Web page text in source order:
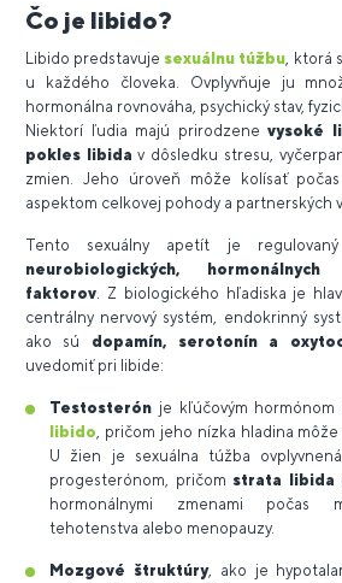
Čo je libido?
Libido predstavuje sexuálnu túžbu , ktorá
u každého človeka. Ovplyvňuje ju
hormonálna rovnováha, psychický stav,
Niektorí ľudia majú prirodzene vysoké
pokles libida v dôsledku stresu,
zmien. Jeho úroveň môže kolísať
aspektom celkovej pohody a partnerských
Tento sexuálny apetít je
neurobiologických,
faktorov . Z biologického hľadiska je
centrálny nervový systém, endokrinný
ako sú dopamín, serotonín a
uvedomiť pri libide:
Testosterón je kľúčovým hormónom
libido , pričom jeho nízka hladina
U žien je sexuálna túžba
progesterónom, pričom strata libida
hormonálnymi zmenami počas
tehotenstva alebo menopauzy.
Mozgové štruktúry, ako je